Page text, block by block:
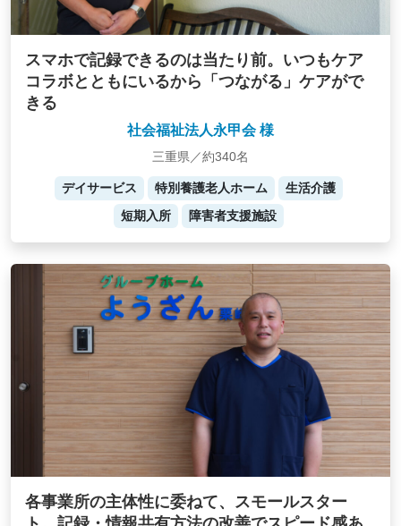
スマホで記録できるのは当たり前。いつもケア
コラボとともにいるから「つながる」ケアがで
きる
社会福祉法人永甲会 様
三重県／約340名
デイサービス 特別養護老人ホーム
生活介護
短期入所
障害者支援施設
各事業所の主体性に委ねて、スモールスター